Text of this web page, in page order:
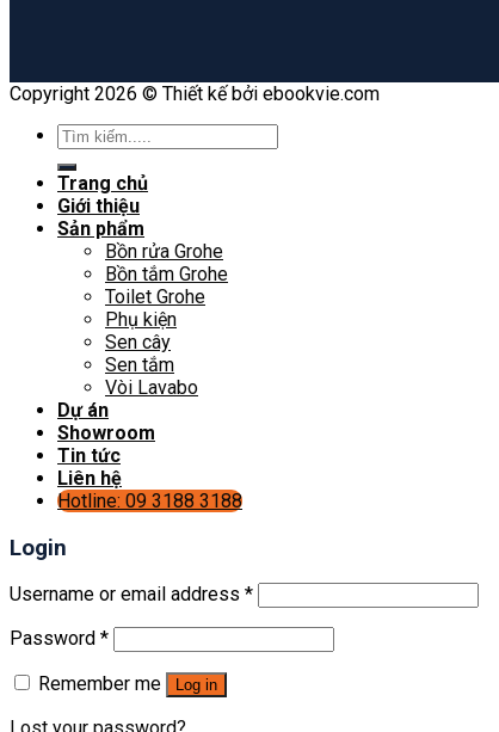
Copyright 2026 © Thiết kế bởi ebookvie.com
Search
for:
Trang chủ
Giới thiệu
Sản phẩm
Bồn rửa Grohe
Bồn tắm Grohe
Toilet Grohe
Phụ kiện
Sen cây
Sen tắm
Vòi Lavabo
Dự án
Showroom
Tin tức
Liên hệ
Hotline: 09 3188 3188
Login
Username or email address *
Password *
Remember me
Log in